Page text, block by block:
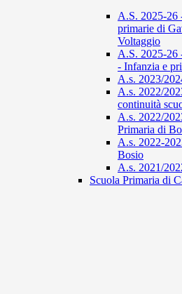
A.S. 2025-26
primarie di
Voltaggio
A.S. 2025-26
- Infanzia e
A.s. 2023/
A.s. 2022/
continuità
A.s. 2022/
Primaria di
A.s. 2022-
Bosio
A.s. 2021/
Scuola Primaria di